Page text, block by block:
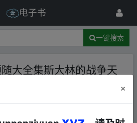
电子书
一键搜索
大全集斯大林的战争天
录
×